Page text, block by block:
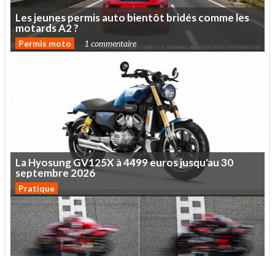
Lesjeunespermisautobientôt bridéscommeles
motardsA2?
Permis moto 1 commentaire
LaHyosungGV125X à4499eurosjusqu'au30
septembre2026
Pratique